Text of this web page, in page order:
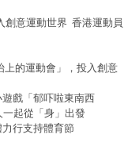
意運動世界  香港運動員
遊戲「郁吓啦東南西
起從「身」出發
力行支持體育節